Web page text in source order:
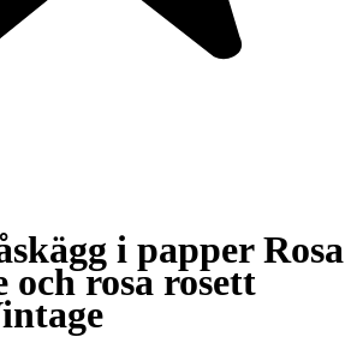
i papper Rosa
rosa rosett